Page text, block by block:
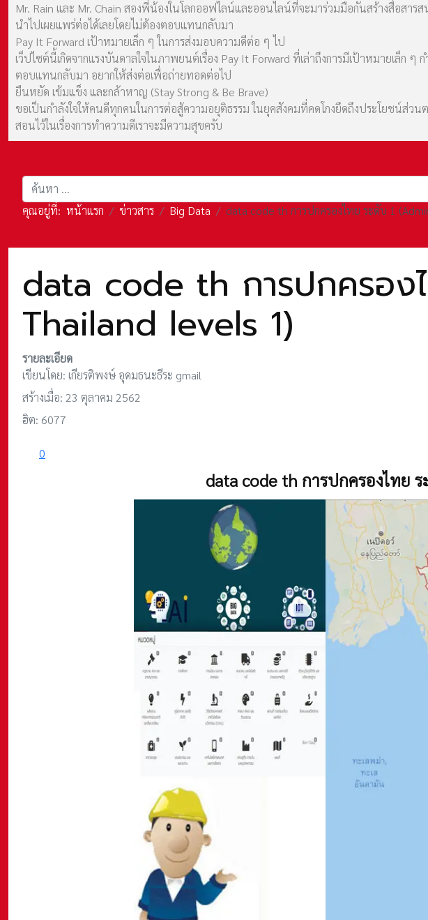
Mr. Rain และ Mr. Chain สองพี่น้องในโลกออฟไลน์และออนไลน์ที่จะมาร่วมมือกันสร้างสื่อสาร
นำไปเผยแพร่ต่อได้เลยโดยไม่ต้องตอบแทนกลับมา
Pay It Forward เป้าหมายเล็ก ๆ ในการส่งมอบความดีต่อ ๆ ไป
เว็ปไซต์นี้เกิดจากแรงบันดาลใจในภาพยนต์เรื่อง Pay It Forward ที่เล่าถึงการมีเป้าหมายเล็ก
ตอบแทนกลับมา อยากให้ส่งต่อเพื่อถ่ายทอดต่อไป
ยืนหยัด เข้มแข็ง และกล้าหาญ (Stay Strong & Be Brave)
ขอเป็นกำลังใจให้คนดีทุกคนในการต่อสู้ความอยุติธรรม ในยุคสังคมที่คดโกงยึดถึงประโยชน์
สอนไว้ในเรื่องการทำความดีเราจะมีความสุขครับ
การค้นหา
คุณอยู่ที่: หน้าแรก ข่าวสาร Big Data data code th การปกครองไทย ระดับ 1
data code th การปกครอ
Thailand levels 1)
รายละเอียด
เขียนโดย: เกียรติพงษ์ อุดมธนะธีระ gmail
สร้างเมื่อ: 23 ตุลาคม 2562
ฮิต: 6077
0
data code th การปกครองไทย